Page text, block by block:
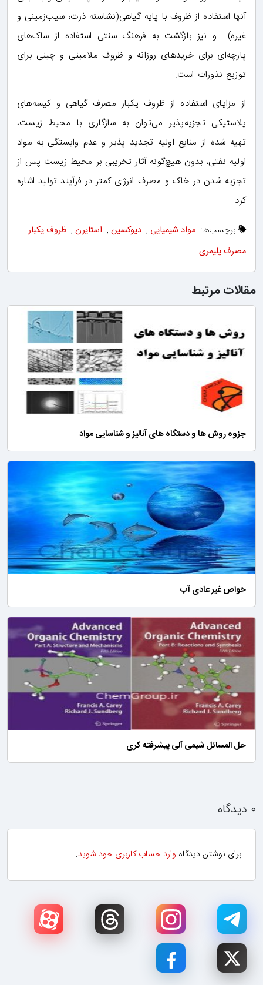
آنها استفاده از ظروف با پایه گیاهی(نشاسته ذرت، سیب‌زمینی و
غیره) و نیز بازگشت به فرهنگ سنتی استفاده از ساک‌های
پارچه‌ای برای خرید‌های روزانه و ظروف ملامینی و چینی برای
توزیع نذورات است.
از مزایای استفاده از ظروف یکبار مصرف گیاهی و کیسه‌‌های
پلاستیکی تجزیه‌پذیر می‌توان به سازگاری با محیط زیست،
تهیه شده از منابع اولیه تجدید پذیر و عدم وابستگی به مواد
اولیه نفتی، بدون هیچ‌گونه آثار تخریبی بر محیط زیست پس از
تجزیه شدن در خاک و مصرف انرژی کمتر در فرآیند تولید اشاره
کرد.
برچسب‌ها: مواد شیمیایی , دیوکسین , استایرن , ظروف یکبار
مصرف پلیمری
مقالات مرتبط
جزوه روش ها و دستگاه های آنالیز و شناسایی مواد
خواص غیر عادی آب
حل المسائل شیمی آلی پیشرفته کری
۰ دیدگاه
برای نوشتن دیدگاه وارد حساب کاربری خود شوید.